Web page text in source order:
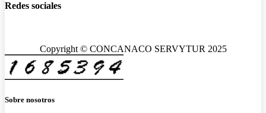
Redes sociales
Copyright © CONCANACO SERVYTUR 2025
Sobre nosotros